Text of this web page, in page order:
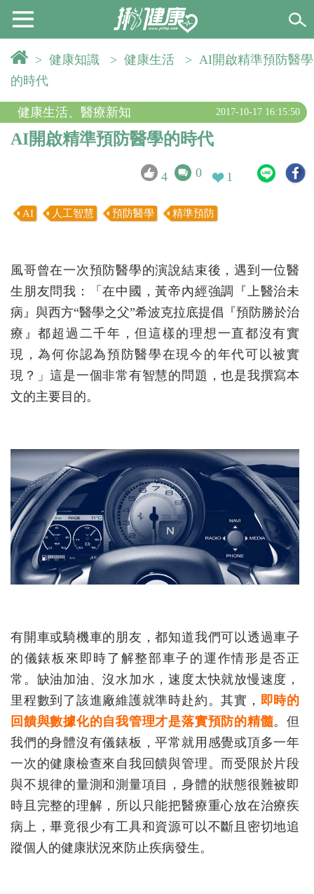
> 健康知識 > 健康生活 > AI開啟精準預防醫學
的時代
健康生活、 醫療新知 2017-10-17 16:15:50
AI開啟精準預防醫學的時代
4 0 1
AI 人工智慧 預防醫學 精準預防
風哥曾在一次預防醫學的演說結束後，遇到一位醫
生朋友問我：「在中國，黃帝內經強調『上醫治未
病』與西方“醫學之父”希波克拉底提倡『預防勝於治
療』都超過二千年，但這樣的理想一直都沒有實
現，為何你認為預防醫學在現今的年代可以被實
現？」這是一個非常有智慧的問題，也是我撰寫本
文的主要目的。
有開車或騎機車的朋友，都知道我們可以透過車子
的儀錶板來即時了解整部車子的運作情形是否正
常。缺油加油、沒水加水，速度太快就放慢速度，
里程數到了該進廠維護就準時赴約。其實， 即時的
回饋與數據化的自我管理才是落實預防的精髓。但
我們的身體沒有儀錶板，平常就用感覺或頂多一年
一次的健康檢查來自我回饋與管理。而受限於片段
與不規律的量測和測量項目，身體的狀態很難被即
時且完整的理解，所以只能把醫療重心放在治療疾
病上，畢竟很少有工具和資源可以不斷且密切地追
蹤個人的健康狀況來防止疾病發生。